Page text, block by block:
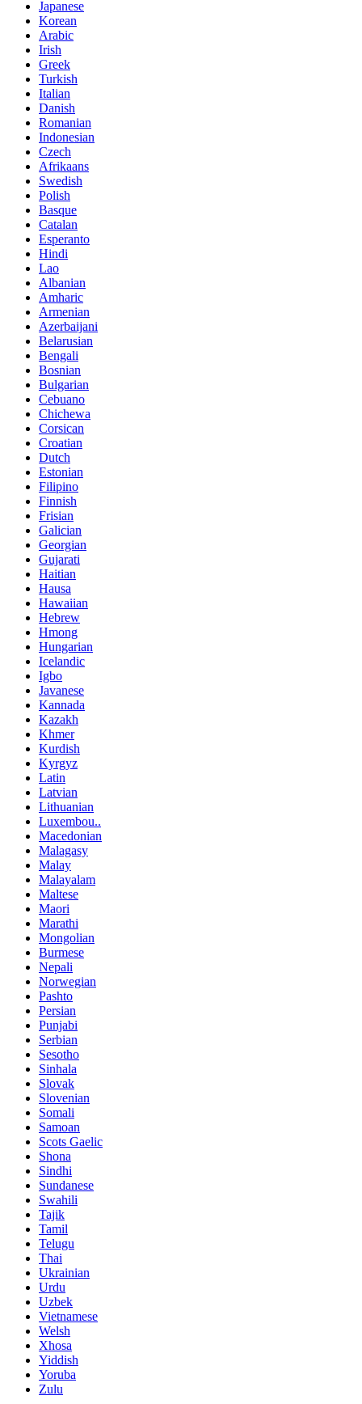
Japanese
Korean
Arabic
Irish
Greek
Turkish
Italian
Danish
Romanian
Indonesian
Czech
Afrikaans
Swedish
Polish
Basque
Catalan
Esperanto
Hindi
Lao
Albanian
Amharic
Armenian
Azerbaijani
Belarusian
Bengali
Bosnian
Bulgarian
Cebuano
Chichewa
Corsican
Croatian
Dutch
Estonian
Filipino
Finnish
Frisian
Galician
Georgian
Gujarati
Haitian
Hausa
Hawaiian
Hebrew
Hmong
Hungarian
Icelandic
Igbo
Javanese
Kannada
Kazakh
Khmer
Kurdish
Kyrgyz
Latin
Latvian
Lithuanian
Luxembou..
Macedonian
Malagasy
Malay
Malayalam
Maltese
Maori
Marathi
Mongolian
Burmese
Nepali
Norwegian
Pashto
Persian
Punjabi
Serbian
Sesotho
Sinhala
Slovak
Slovenian
Somali
Samoan
Scots Gaelic
Shona
Sindhi
Sundanese
Swahili
Tajik
Tamil
Telugu
Thai
Ukrainian
Urdu
Uzbek
Vietnamese
Welsh
Xhosa
Yiddish
Yoruba
Zulu